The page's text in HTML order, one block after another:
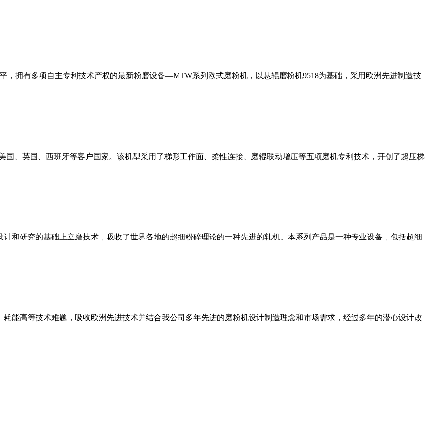
，拥有多项自主专利技术产权的最新粉磨设备—MTW系列欧式磨粉机，以悬辊磨粉机9518为基础，采用欧洲先进制造技
国、英国、西班牙等客户国家。该机型采用了梯形工作面、柔性连接、磨辊联动增压等五项磨机专利技术，开创了超压梯
和研究的基础上立磨技术，吸收了世界各地的超细粉碎理论的一种先进的轧机。本系列产品是一种专业设备，包括超细
能高等技术难题，吸收欧洲先进技术并结合我公司多年先进的磨粉机设计制造理念和市场需求，经过多年的潜心设计改